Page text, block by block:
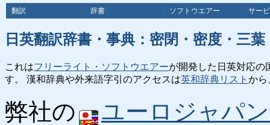
翻訳 辞書 ソフトウエアー サー
日英翻訳辞書・事典：密閉・密度・三
これはフリーライト・ソフトウエアーが開発した日英対応の
す。 漢和辞典や外来語字引のアクセスは英和辞典リスト から
弊社の
ユーロジャパ